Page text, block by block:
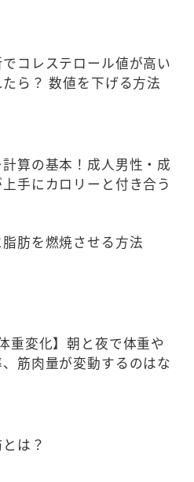
コレステロール値が高い
ら？ 数値を下げる方法
算の基本！成人男性・成
手にカロリーと付き合う
肪を燃焼させる方法
重変化】朝と夜で体重や
筋肉量が変動するのはな
は？